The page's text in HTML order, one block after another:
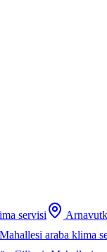
servisi
araba klima